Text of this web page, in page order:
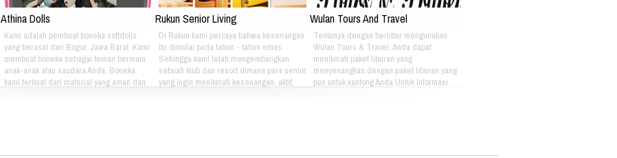
Athina Dolls
Kami adalah pembuat boneka softdolls
yang berasal dari Bogor, Jawa Barat. Kami
membuat boneka sebagai teman bermain
anak-anak atau saudara Anda. Boneka
kami terbuat dari material yang aman dan
Rukun Senior Living
Di Rukun kami percaya bahwa kesenangan
itu dimulai pada tahun - tahun emas.
Sehingga kami telah mengembangkan
sebuah klub dan resort dimana para senior
yang ingin menikmati kesenangan, aktif,
Wulan Tours And Travel
Tentunya dengan berlibur mengunakan
Wulan Tours & Travel, Anda dapat
menikmati paket liburan yang
menyenangkan dengan paket liburan yang
pas untuk kantong Anda Untuk Informasi